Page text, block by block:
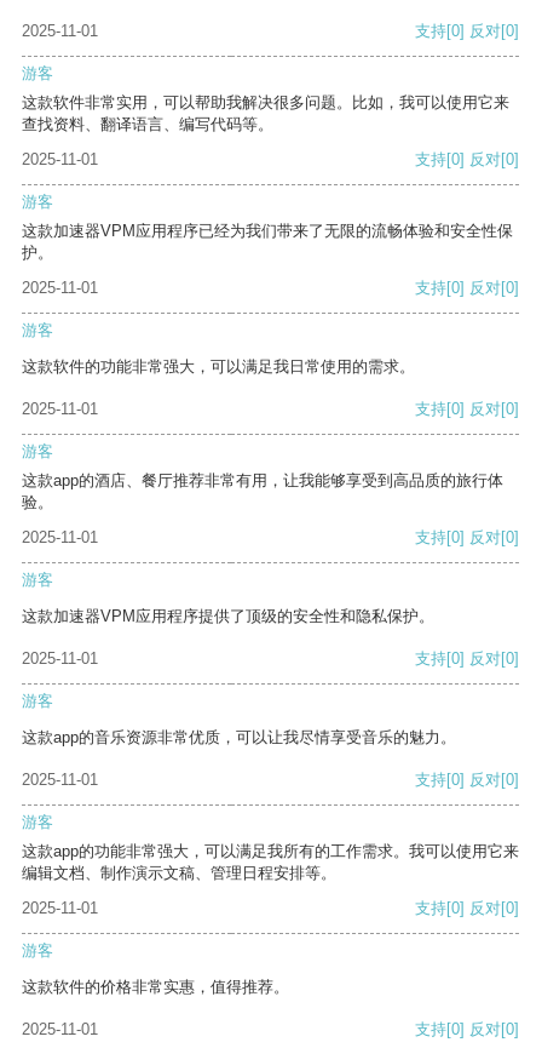
2025-11-01 支持[0] 反对[0]
游客
这款软件非常实用，可以帮助我解决很多问题。比如，我可以使用它来
查找资料、翻译语言、编写代码等。
2025-11-01
支持[0] 反对[0]
游客
这款加速器VPM应用程序已经为我们带来了无限的流畅体验和安全性保
护。
2025-11-01
支持[0] 反对[0]
游客
这款软件的功能非常强大，可以满足我日常使用的需求。
2025-11-01 支持[0] 反对[0]
游客
这款app的酒店、餐厅推荐非常有用，让我能够享受到高品质的旅行体
验。
2025-11-01
支持[0] 反对[0]
游客
这款加速器VPM应用程序提供了顶级的安全性和隐私保护。
2025-11-01 支持[0] 反对[0]
游客
这款app的音乐资源非常优质，可以让我尽情享受音乐的魅力。
2025-11-01 支持[0] 反对[0]
游客
这款app的功能非常强大，可以满足我所有的工作需求。我可以使用它来
编辑文档、制作演示文稿、管理日程安排等。
2025-11-01
支持[0] 反对[0]
游客
这款软件的价格非常实惠，值得推荐。
2025-11-01 支持[0] 反对[0]